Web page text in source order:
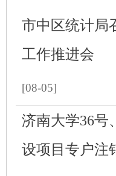
市中区统计局
工作推进会
[08-05]
济南大学36号
设项目专户注